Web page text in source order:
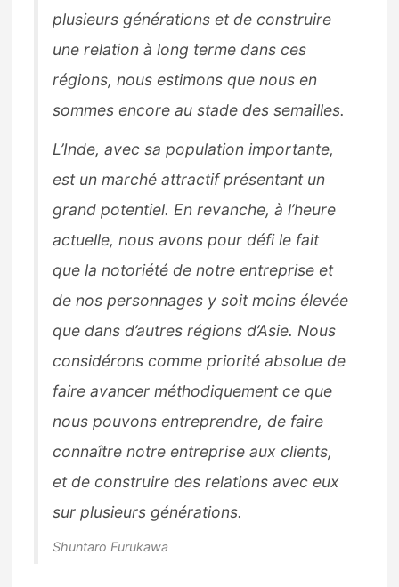
plusieurs générations et de construire
une relation à long terme dans ces
régions, nous estimons que nous en
sommes encore au stade des semailles.
L’Inde, avec sa population importante,
est un marché attractif présentant un
grand potentiel. En revanche, à l’heure
actuelle, nous avons pour défi le fait
que la notoriété de notre entreprise et
de nos personnages y soit moins élevée
que dans d’autres régions d’Asie. Nous
considérons comme priorité absolue de
faire avancer méthodiquement ce que
nous pouvons entreprendre, de faire
connaître notre entreprise aux clients,
et de construire des relations avec eux
sur plusieurs générations.
Shuntaro Furukawa